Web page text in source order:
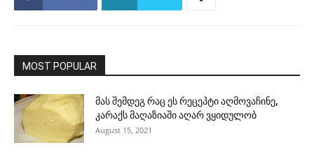
MOST POPULAR
მას შემდეგ რაც ეს რეცეპტი აღმოვაჩინე,
კარაქს მაღაზიაში აღარ ვყიდულობ
August 15, 2021